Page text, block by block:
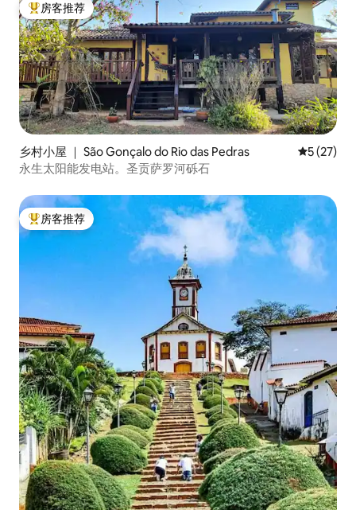
热门「房客推荐」
房客推荐
乡村小屋 ｜ São Gonçalo do Rio das Pedras 平均评分
5 (27)
永生太阳能发电站。圣贡萨罗河砾石
热门「房客推荐」
房客推荐